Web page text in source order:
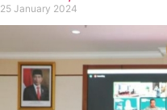
25 January 2024